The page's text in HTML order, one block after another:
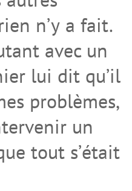
n’y a fait.
avec un
lui dit qu’il
problèmes,
un
tout s’était